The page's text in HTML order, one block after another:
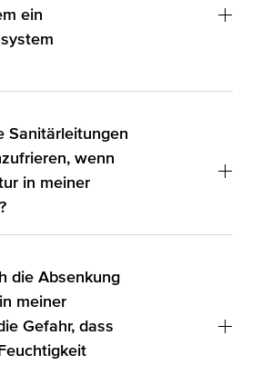
ein
Sanitärleitungen
wenn
in meiner
die Absenkung
meiner
Gefahr, dass